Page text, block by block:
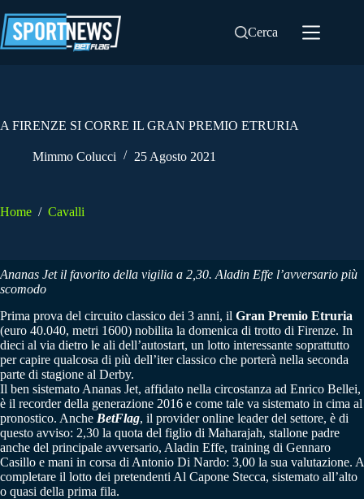
al
contenuto
Cerca
A FIRENZE SI CORRE IL GRAN PREMIO ETRURIA
Mimmo Colucci 25 Agosto 2021
Home / Cavalli
Ananas Jet il favorito della vigilia a 2,30. Aladin Effe l’avversario più
scomodo
Prima prova del circuito classico dei 3 anni, il Gran Premio Etruria
(euro 40.040, metri 1600) nobilita la domenica di trotto di Firenze. In
dieci al via dietro le ali dell’autostart, un lotto interessante soprattutto
per capire qualcosa di più dell’iter classico che porterà nella seconda
parte di stagione al Derby.
Il ben sistemato Ananas Jet, affidato nella circostanza ad Enrico Bellei,
è il recorder della generazione 2016 e come tale va sistemato in cima al
pronostico. Anche BetFlag, il provider online leader del settore, è di
questo avviso: 2,30 la quota del figlio di Maharajah, stallone padre
anche del principale avversario, Aladin Effe, training di Gennaro
Casillo e mani in corsa di Antonio Di Nardo: 3,00 la sua valutazione. A
completare il lotto dei pretendenti Al Capone Stecca, sistemato all’alto
o quasi della prima fila.